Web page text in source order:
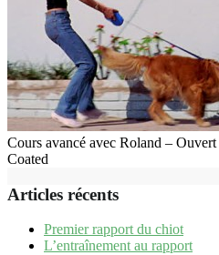
Cours avancé avec Roland –
Coated
Articles récents
Premier rapport du chiot
L’entraînement au rapport